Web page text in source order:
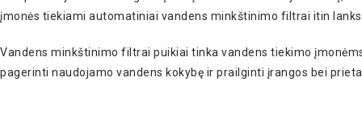
įmonės tiekiami automatiniai vandens minkštinimo filtrai itin
Vandens minkštinimo filtrai puikiai tinka vandens tiekimo
pagerinti naudojamo vandens kokybę ir prailginti įrangos bei